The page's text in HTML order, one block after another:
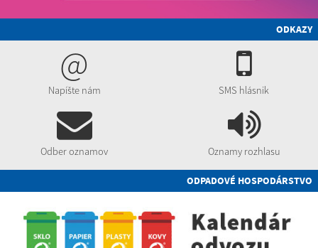
ODKAZY
@
Napíšte nám SMS hlásnik
Odber oznamov Oznamy rozhlasu
ODPADOVÉ HOSPODÁRSTVO